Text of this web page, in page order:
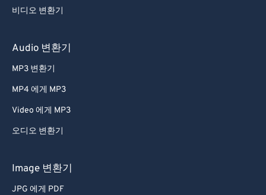
비디오 변환기
Audio 변환기
MP3 변환기
MP4 에게 MP3
Video 에게 MP3
오디오 변환기
Image 변환기
JPG 에게 PDF